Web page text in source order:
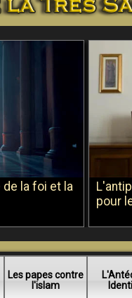
de la foi et la
pour
Les papes contre
l'islam